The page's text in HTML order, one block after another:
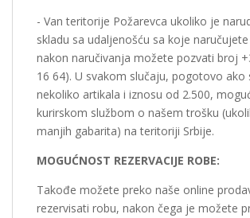
- Van teritorije Požarevca ukoliko je
skladu sa udaljenošću sa koje
nakon naručivanja možete pozvati broj
16 64). U svakom slučaju, pogotovo ako
nekoliko artikala i iznosu od 2.500,
kurirskom službom o našem trošku
manjih gabarita) na teritoriji Srbije.
MOGUĆNOST REZERVACIJE ROBE:
Takođe možete preko naše online
rezervisati robu, nakon čega je možete